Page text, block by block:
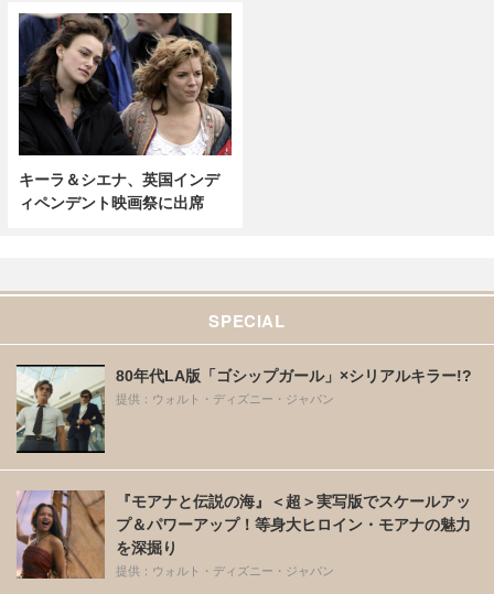
キーラ＆シエナ、英国インデ
ィペンデント映画祭に出席
SPECIAL
80年代LA版「ゴシップガール」×シリアルキラー!?
提供：ウォルト・ディズニー・ジャパン
『モアナと伝説の海』＜超＞実写版でスケールアッ
プ＆パワーアップ！等身大ヒロイン・モアナの魅力
を深掘り
提供：ウォルト・ディズニー・ジャパン